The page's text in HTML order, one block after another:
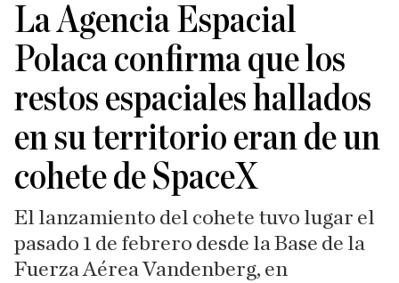
La Agencia Espacial
Polaca confirma que los
restos espaciales hallados
en su territorio eran de un
cohete de SpaceX
El lanzamiento del cohete tuvo lugar el
pasado 1 de febrero desde la Base de la
Fuerza Aérea Vandenberg, en